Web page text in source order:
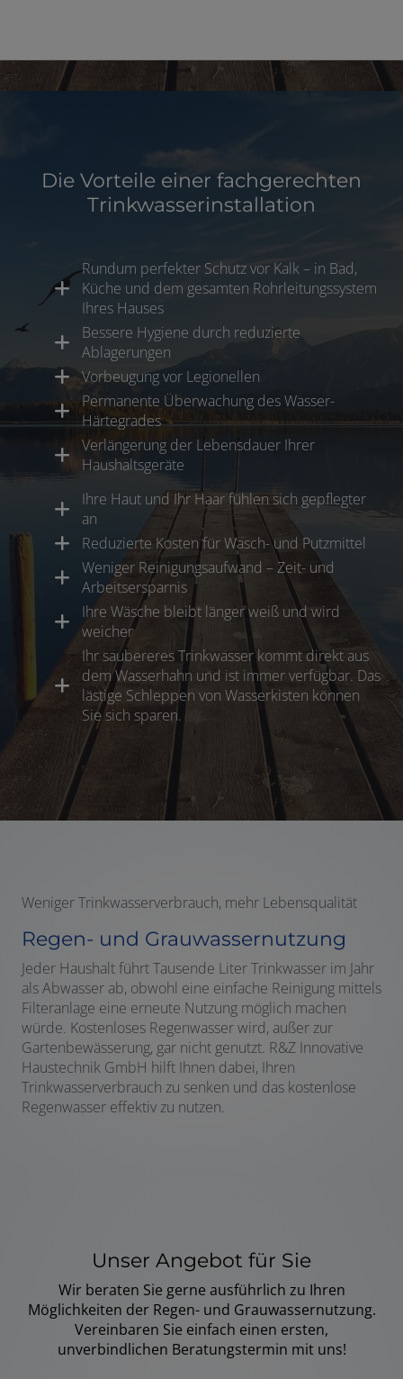
Die Vorteile einer fachgerechten
Trinkwasserinstallation
Rundum perfekter Schutz vor Kalk – in Bad,
Küche und dem gesamten Rohrleitungssystem
Ihres Hauses
Bessere Hygiene durch reduzierte
Ablagerungen
Vorbeugung vor Legionellen
Permanente Überwachung des Wasser-
Härtegrades
Verlängerung der Lebensdauer Ihrer
Haushaltsgeräte
Ihre Haut und Ihr Haar fühlen sich gepflegter
an
Reduzierte Kosten für Wasch- und Putzmittel
Weniger Reinigungsaufwand – Zeit- und
Arbeitsersparnis
Ihre Wäsche bleibt länger weiß und wird
weicher
Ihr saubereres Trinkwasser kommt direkt aus
dem Wasserhahn und ist immer verfügbar. Das
lästige Schleppen von Wasserkisten können
Sie sich sparen.
Weniger Trinkwasserverbrauch, mehr Lebensqualität
Regen- und Grauwassernutzung
Jeder Haushalt führt Tausende Liter Trinkwasser im Jahr
als Abwasser ab, obwohl eine einfache Reinigung mittels
Filteranlage eine erneute Nutzung möglich machen
würde. Kostenloses Regenwasser wird, außer zur
Gartenbewässerung, gar nicht genutzt. R&Z Innovative
Haustechnik GmbH hilft Ihnen dabei, Ihren
Trinkwasserverbrauch zu senken und das kostenlose
Regenwasser effektiv zu nutzen.
Unser Angebot für Sie
Wir beraten Sie gerne ausführlich zu Ihren
Möglichkeiten der Regen- und Grauwassernutzung.
Vereinbaren Sie einfach einen ersten,
unverbindlichen Beratungstermin mit uns!